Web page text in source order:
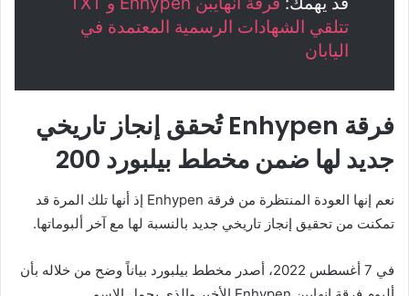
تتلقي الشهادات الرسمية المعتمدة في
اليابان
فرقة Enhypen تُحقق إنجاز تاريخي
جديد لها ضمن مخطط بيلبورد 200
نعم إنها العودة المنتظرة من فرقة Enhypen إذ أنها تلك المرة قد
تمكنت من تحقيق إنجاز تاريخي جديد بالنسبة لها مع آخر ألبوماتها.
في 7 أغسطس 2022، أصدر مخطط بيلبورد بياناً وضح من خلاله بأن